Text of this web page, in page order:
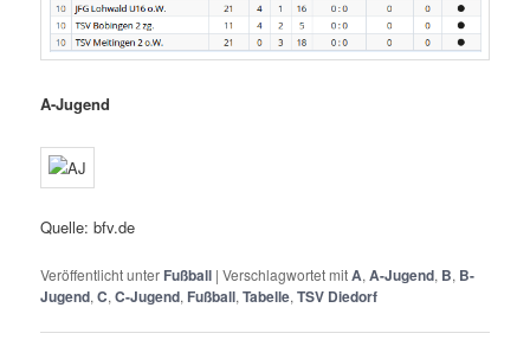
A-Jugend
Quelle: bfv.de
Veröffentlicht unter Fußball |Verschlagwortet mitA,A-Jugend, B, B-
Jugend,C,C-Jugend, Fußball,Tabelle,TSV Diedorf